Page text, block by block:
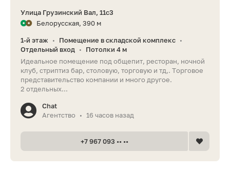
Улица Грузинский Вал, 11с3
Белорусская, 390 м
1-й этаж • Помещение в складской комплекс •
Отдельный вход •
Потолки 4 м
Идеальное помещение под общепит, ресторан, ночной
клуб, стриптиз бар, столовую, торговую и тд,. Торговое
представительство компании и много другое.
2 отдельных...
Chat
Агентство
• 16 часов назад
+7 967 093 •• ••